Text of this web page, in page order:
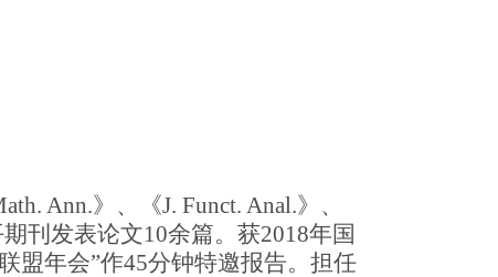
Ann.》、《J. Funct. Anal.》、
期刊发表论文10余篇。获2018年国
盟年会”作45分钟特邀报告。担任